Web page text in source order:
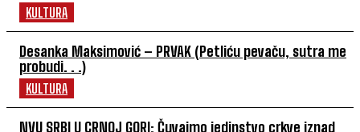
KULTURA
Desanka Maksimović – PRVAK (Petliću pevaču, sutra me
probudi. . .)
KULTURA
NVU SRBI U CRNOJ GORI: Čuvajmo jedinstvo crkve iznad